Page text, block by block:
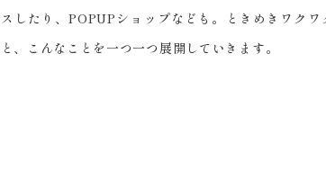
スしたり、POPUPショップなども。ときめきワクワ
と、こんなことを一つ一つ展開していきます。